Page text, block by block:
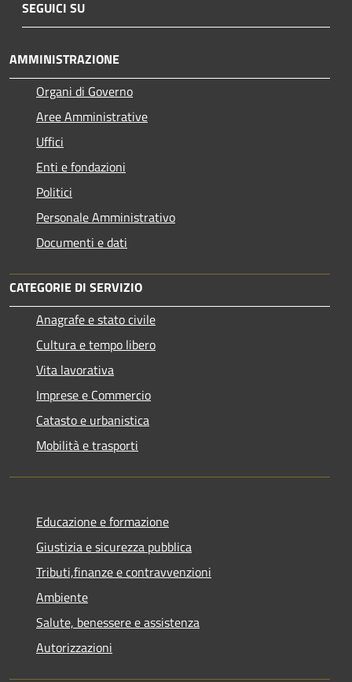
SEGUICI SU
AMMINISTRAZIONE
Organi di Governo
Aree Amministrative
Uffici
Enti e fondazioni
Politici
Personale Amministrativo
Documenti e dati
CATEGORIE DI SERVIZIO
Anagrafe e stato civile
Cultura e tempo libero
Vita lavorativa
Imprese e Commercio
Catasto e urbanistica
Mobilità e trasporti
Educazione e formazione
Giustizia e sicurezza pubblica
Tributi,finanze e contravvenzioni
Ambiente
Salute, benessere e assistenza
Autorizzazioni